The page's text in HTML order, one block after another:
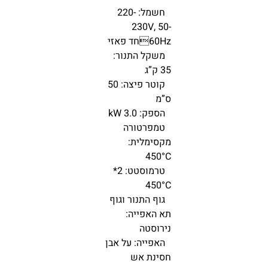
חשמל: 220-
230V, 50-
60Hzחד פאזי
משקל התנור:
35 ק”ג
קוטר פיצה: 50
ס”מ
הספק: 3.0 kW
טמפרטורה
מקסימלית:
450°C
טרמוסטט: 2*
450°C
גוף התנור וגוף
תא האפייה:
נירוסטה
האפייה: על אבן
חסינת אש